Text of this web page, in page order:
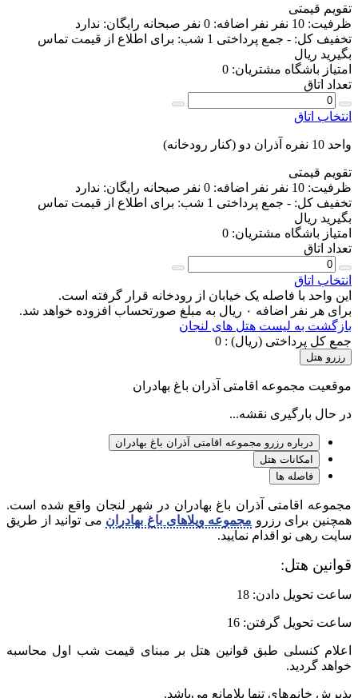
تقویم قیمتی
ظرفیت: 10 نفر نفر اضافه: 0 نفر صبحانه رایگان: ندارد
تخفیف کل: - جمع پرداختی 1 شب:
برای اطلاع از قیمت تماس
بگیرید ریال
امتیاز باشگاه مشتریان: 0
تعداد اتاق
انتخاب اتاق
واحد 10 نفره آذران دو (کنار رودخانه)
تقویم قیمتی
ظرفیت: 10 نفر نفر اضافه: 0 نفر صبحانه رایگان: ندارد
تخفیف کل: - جمع پرداختی 1 شب:
برای اطلاع از قیمت تماس
بگیرید ریال
امتیاز باشگاه مشتریان: 0
تعداد اتاق
انتخاب اتاق
این واحد با فاصله یک خیابان از رودخانه قرار گرفته است.
برای هر نفر اضافه ۰ ریال به مبلغ صورتحساب افزوده خواهد شد.
بازگشت به لیست هتل های لنجان
جمع کل پرداختی (ریال) : 0
رزرو هتل
موقعیت مجموعه اقامتی آذران باغ بهادران
در حال بارگیری نقشه...
درباره رزرو مجموعه اقامتی آذران باغ بهادران
امکانات هتل
فاصله ها
مجموعه اقامتی آذران باغ بهادران در شهر لنجان واقع شده است.
همچنین برای رزرو مجموعه ویلاهای باغ بهادران می توانید از طریق
سایت رهی نو اقدام نمایید.
قوانین هتل:
ساعت تحویل دادن: 18
ساعت تحویل گرفتن: 16
اعلام کنسلی طبق قوانین هتل بر مبنای قیمت شب اول محاسبه
خواهد گردید.
پذیرش خانم‌های تنها بلامانع می‌باشد.